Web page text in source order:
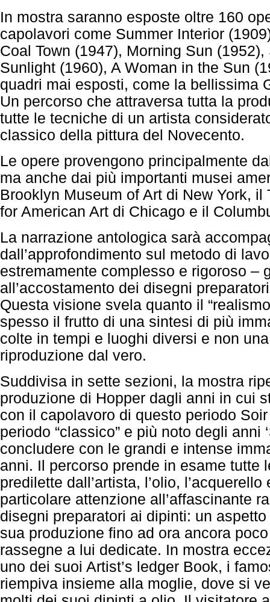
In mostra saranno esposte oltre 160
capolavori come Summer Interior
Coal Town (1947), Morning Sun
Sunlight (1960), A Woman in the Sun
quadri mai esposti, come la bellissima
Un percorso che attraversa tutta la
tutte le tecniche di un artista
classico della pittura del Novecento.
Le opere provengono principalmente
ma anche dai più importanti musei
Brooklyn Museum of Art di New York, il
for American Art di Chicago e il
La narrazione antologica sarà
dall’approfondimento sul metodo di
estremamente complesso e rigoroso –
all’accostamento dei disegni
Questa visione svela quanto il
spesso il frutto di una sintesi di più
colte in tempi e luoghi diversi e non
riproduzione dal vero.
Suddivisa in sette sezioni, la mostra
produzione di Hopper dagli anni in cui
con il capolavoro di questo periodo
periodo “classico” e più noto degli anni
concludere con le grandi e intense
anni. Il percorso prende in esame tutte
predilette dall’artista, l’olio, l’acquerello
particolare attenzione all’affascinante
disegni preparatori ai dipinti: un
sua produzione fino ad ora ancora
rassegne a lui dedicate. In mostra
uno dei suoi Artist’s ledger Book, i
riempiva insieme alla moglie, dove si